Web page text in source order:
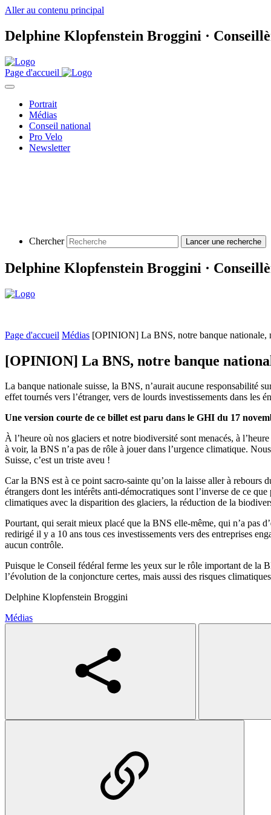
Aller au contenu principal
Delphine Klopfenstein Broggini ·
Page d'accueil
Portrait
Médias
Conseil national
Pro Velo
Newsletter
Chercher
Delphine Klopfenstein Broggini ·
Page d'accueil Médias [OPINION] La BNS, notre banque nationale,
[OPINION] La BNS, notre banque
La banque nationale suisse, la BNS, n’aurait aucune responsabilité
effet tournés vers l’étranger, vers de lourds investissements dans les
Une version courte de ce billet est paru dans le GHI du 17
À l’heure où nos glaciers et notre biodiversité sont menacés, à
à voir, la BNS n’a pas de rôle à jouer dans l’urgence climatique.
Suisse, c’est un triste aveu !
Car la BNS est à ce point sacro-sainte qu’on la laisse aller à rebours
étrangers dont les intérêts anti-démocratiques sont l’inverse de ce
climatiques avec la disparition des glaciers, la réduction de la
Pourtant, qui serait mieux placé que la BNS elle-même, qui n’a pas
redirigé il y a 10 ans tous ces investissements vers des entreprises
aucun contrôle.
Puisque le Conseil fédéral ferme les yeux sur le rôle important de la
l’évolution de la conjoncture certes, mais aussi des risques
Delphine Klopfenstein Broggini
Médias